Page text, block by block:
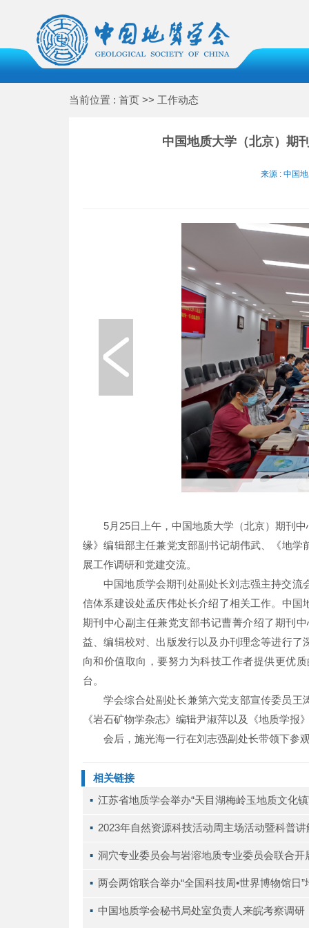
当前位置 : 首页 >> 工作动态
中国地质大学（北京）期
来源 : 中国
5月25日上午，中国地质大学（北京）期刊
缘》编辑部主任兼党支部副书记胡伟武、《地
展工作调研和党建交流。
中国地质学会期刊处副处长刘志强主持交
信体系建设处孟庆伟处长介绍了相关工作。中
期刊中心副主任兼党支部书记曹菁介绍了期刊
益、编辑校对、出版发行以及办刊理念等进行
向和价值取向，要努力为科技工作者提供更优
台。
学会综合处副处长兼第六党支部宣传委员
《岩石矿物学杂志》编辑尹淑萍以及《地质学
会后，施光海一行在刘志强副处长带领下参
相关链接
▪ 江苏省地质学会举办“天目湖梅岭玉地质文化
▪ 2023年自然资源科技活动周主场活动暨科普
▪ 洞穴专业委员会与岩溶地质专业委员会联合
▪ 两会两馆联合举办“全国科技周•世界博物馆日
▪ 中国地质学会秘书局处室负责人来皖考察调研